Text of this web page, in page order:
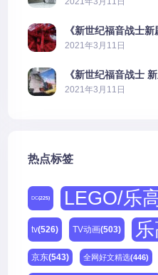
《新世纪福音战士
公开
2021年3月11日
《新世纪福音战士
2021年3月11日
热点标签
DC(225) LEGO/乐
tv(526) TV动画(503)
京东(543) 全网好文精选(446)